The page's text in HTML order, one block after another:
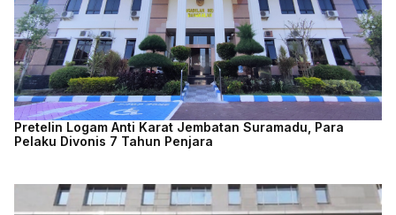
Pretelin Logam Anti Karat Jembatan Suramadu, Para
Pelaku Divonis 7 Tahun Penjara